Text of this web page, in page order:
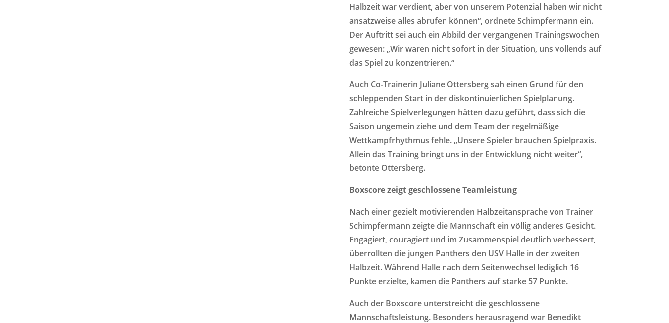
Halbzeit war verdient, aber von unserem Potenzial haben wir nicht
ansatzweise alles abrufen können“, ordnete Schimpfermann ein.
Der Auftritt sei auch ein Abbild der vergangenen Trainingswochen
gewesen: „Wir waren nicht sofort in der Situation, uns vollends auf
das Spiel zu konzentrieren.“
Auch Co-Trainerin Juliane Ottersberg sah einen Grund für den
schleppenden Start in der diskontinuierlichen Spielplanung.
Zahlreiche Spielverlegungen hätten dazu geführt, dass sich die
Saison ungemein ziehe und dem Team der regelmäßige
Wettkampfrhythmus fehle. „Unsere Spieler brauchen Spielpraxis.
Allein das Training bringt uns in der Entwicklung nicht weiter“,
betonte Ottersberg.
Boxscore zeigt geschlossene Teamleistung
Nach einer gezielt motivierenden Halbzeitansprache von Trainer
Schimpfermann zeigte die Mannschaft ein völlig anderes Gesicht.
Engagiert, couragiert und im Zusammenspiel deutlich verbessert,
überrollten die jungen Panthers den USV Halle in der zweiten
Halbzeit. Während Halle nach dem Seitenwechsel lediglich 16
Punkte erzielte, kamen die Panthers auf starke 57 Punkte.
Auch der Boxscore unterstreicht die geschlossene
Mannschaftsleistung. Besonders herausragend war Benedikt